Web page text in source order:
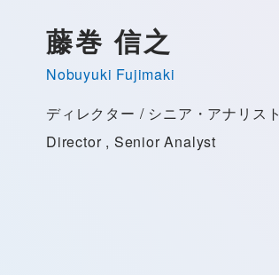
藤巻 信之
Nobuyuki Fujimaki
ディレクター / シニア・アナリスト
Director , Senior Analyst